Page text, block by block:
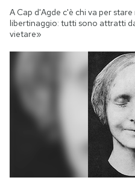
A Cap d'Agde c'è chi va per
libertinaggio: tutti sono attratti
vietare»